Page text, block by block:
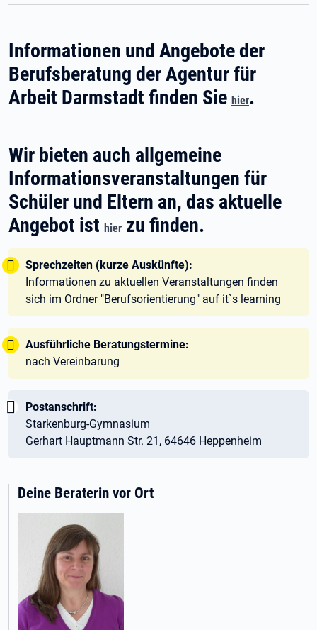
Informationen und Angebote der
Berufsberatung der Agentur für
Arbeit Darmstadt finden Sie hier.
Wir bieten auch allgemeine
Informationsveranstaltungen für
Schüler und Eltern an, das aktuelle
Angebot ist hier zu finden.
Tipp:
Sprechzeiten (kurze Auskünfte):
Informationen zu aktuellen Veranstaltungen finden
sich im Ordner "Berufsorientierung" auf it`s learning
Tipp:
Ausführliche Beratungstermine:
nach Vereinbarung
Wichtig:
Postanschrift:
Starkenburg-Gymnasium
Gerhart Hauptmann Str. 21, 64646 Heppenheim
Deine Beraterin vor Ort